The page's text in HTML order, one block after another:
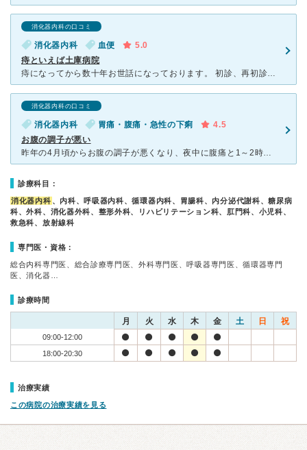
消化器内科の口コミ
消化器内科 血便
5.0
痔といえば土庫病院
痔になってから数十年お世話になっております。 初診、再初診でも出血がみられた患者さんはS字結腸までのカメラを勧められます。 痛いときもありますがその日のうちにできるので毎回して帰ります。 基本麻
消化器内科の口コミ
消化器内科 胃痛・腹痛・急性の下痢
4.5
お腹の調子が悪い
昨年の4月頃からお腹の調子が悪くなり、夜中に腹痛と1～2時間闘ったのち、嘔吐と下痢をするということが定期的にありました。 初めは違う病院で検査をしたのですが、S状結腸の部分がカメラが通らないので
診療科目：
消化器内科 、内科、呼吸器内科、循環器内科、胃腸科、内分泌代謝科、糖尿病
科、外科、消化器外科、整形外科、リハビリテーション科、肛門科、小児科、
救急科、放射線科
専門医・資格：
総合内科専門医、総合診療専門医、外科専門医、呼吸器専門医、循環器専門
医、消化器…
診療時間
月 火 水 木 金 土 日 祝
09:00-12:00
18:00-20:30
治療実績
この病院の治療実績を見る